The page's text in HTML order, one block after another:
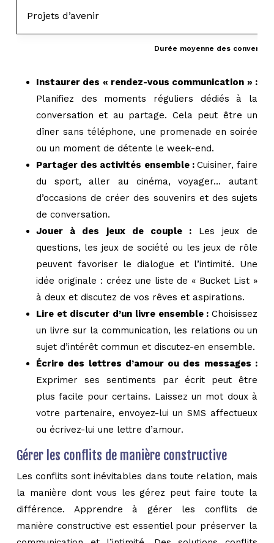
Durée moyenne des
Projets d’avenir
Instaurer des « rendez-vous communication » :
Planifiez des moments réguliers dédiés à la
conversation et au partage. Cela peut être un
dîner sans téléphone, une promenade en soirée
ou un moment de détente le week-end.
Partager des activités ensemble : Cuisiner, faire
du sport, aller au cinéma, voyager… autant
d’occasions de créer des souvenirs et des sujets
de conversation.
Jouer à des jeux de couple : Les jeux de
questions, les jeux de société ou les jeux de rôle
peuvent favoriser le dialogue et l’intimité. Une
idée originale : créez une liste de « Bucket List »
à deux et discutez de vos rêves et aspirations.
Lire et discuter d’un livre ensemble : Choisissez
un livre sur la communication, les relations ou un
sujet d’intérêt commun et discutez-en ensemble.
Écrire des lettres d’amour ou des messages :
Exprimer ses sentiments par écrit peut être
plus facile pour certains. Laissez un mot doux à
votre partenaire, envoyez-lui un SMS affectueux
ou écrivez-lui une lettre d’amour.
Gérer les conflits de manière constructive
Les conflits sont inévitables dans toute relation, mais
la manière dont vous les gérez peut faire toute la
différence. Apprendre à gérer les conflits de
manière constructive est essentiel pour préserver la